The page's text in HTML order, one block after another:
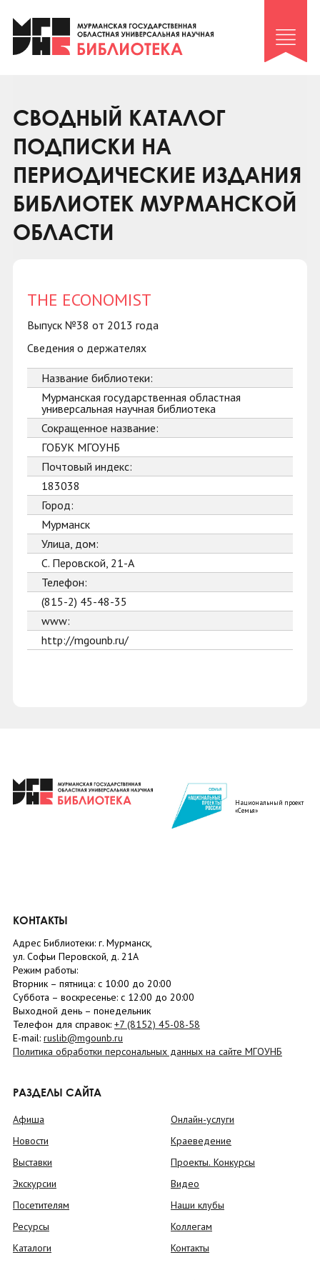
Клуб «Гиря и сельдерей»
Клуб «Семейный архив»
Коллегам
Контакты
СВОДНЫЙ КАТАЛОГ
ПОДПИСКИ НА
ПЕРИОДИЧЕСКИЕ ИЗДАНИЯ
БИБЛИОТЕК МУРМАНСКОЙ
ОБЛАСТИ
THE ECONOMIST
Выпуск №38 от 2013 года
Сведения о держателях
Название библиотеки:
Мурманская государственная областная
универсальная научная библиотека
Сокращенное название:
ГОБУК МГОУНБ
Почтовый индекс:
183038
Город:
Мурманск
Улица, дом:
С. Перовской, 21-А
Телефон:
(815-2) 45-48-35
www:
http://mgounb.ru/
Национальный проект
«Семья»
КОНТАКТЫ
Адрес Библиотеки: г. Мурманск,
ул. Софьи Перовской, д. 21А
Режим работы:
Вторник – пятница: с 10:00 до 20:00
Суббота – воскресенье: c 12:00 до 20:00
Выходной день – понедельник
Телефон для справок: +7 (8152) 45-08-58
E-mail: ruslib@mgounb.ru
Политика обработки персональных данных на сайте МГОУНБ
РАЗДЕЛЫ САЙТА
Афиша
Новости
Выставки
Экскурсии
Посетителям
Ресурсы
Каталоги
Онлайн-услуги
Краеведение
Проекты. Конкурсы
Видео
Наши клубы
Коллегам
Контакты